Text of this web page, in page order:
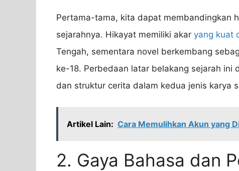
Pertama-tama, kita dapat membandingkan
sejarahnya. Hikayat memiliki akar yang kuat
Tengah, sementara novel berkembang
ke-18. Perbedaan latar belakang sejarah ini
dan struktur cerita dalam kedua jenis karya
Artikel Lain: Cara Memulihkan Akun yang
2. Gaya Bahasa dan